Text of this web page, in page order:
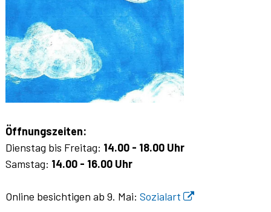
Öffnungszeiten:
Dienstag bis Freitag: 14.00 - 18.00 Uhr
Samstag: 14.00 - 16.00 Uhr
Online besichtigen ab 9. Mai: Sozialart